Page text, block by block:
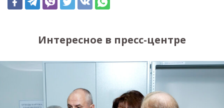
Интересное в пресс-центре